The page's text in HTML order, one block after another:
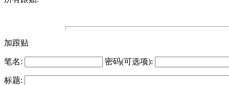
加跟贴
笔名: 密码(可选项):
标题: